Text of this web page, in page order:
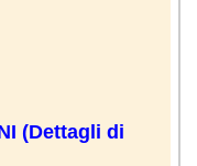
(Dettagli di